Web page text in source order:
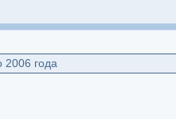
2006 года